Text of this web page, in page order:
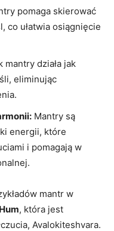
pomaga skierować
co ułatwia osiągnięcie
mantry działa jak
‌eliminując
Mantry są
energii, które
i pomagają w
mantr w
, ‌która jest
⁣Avalokiteshvara.